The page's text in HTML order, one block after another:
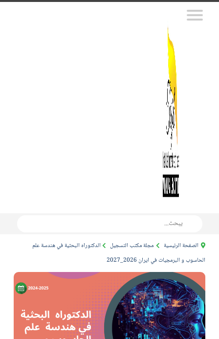
مجلة مكتب التسجيل
الدكتوراه البحثية في هندسة علم
في ايران 2026_2027